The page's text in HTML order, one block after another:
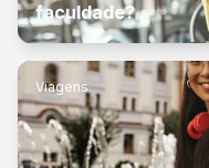
faculdade?
Viagens